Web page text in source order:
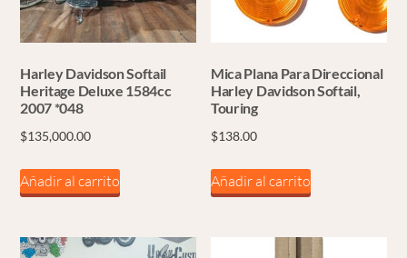
Harley Davidson Softail
Heritage Deluxe 1584cc
2007 *048
$135,000.00
Añadir al carrito
Mica Plana Para Direccional
Harley Davidson Softail,
Touring
$138.00
Añadir al carrito